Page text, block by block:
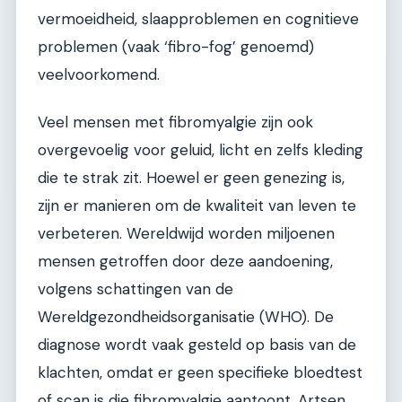
vermoeidheid, slaapproblemen en cognitieve
problemen (vaak ‘fibro-fog’ genoemd)
veelvoorkomend.
Veel mensen met fibromyalgie zijn ook
overgevoelig voor geluid, licht en zelfs kleding
die te strak zit. Hoewel er geen genezing is,
zijn er manieren om de kwaliteit van leven te
verbeteren. Wereldwijd worden miljoenen
mensen getroffen door deze aandoening,
volgens schattingen van de
Wereldgezondheidsorganisatie (WHO). De
diagnose wordt vaak gesteld op basis van de
klachten, omdat er geen specifieke bloedtest